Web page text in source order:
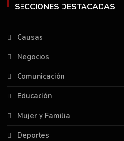
SECCIONES DESTACADAS
Causas
Negocios
Comunicación
Educación
Mujer y Familia
Deportes